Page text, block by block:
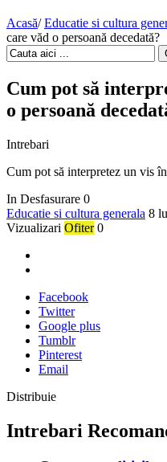
Acasă/ Educatie si cultura
care văd o persoană decedată?
Cum pot să
o persoană
Intrebari
Cum pot să interpretez un vis
In Desfasurare 0
Educatie si cultura generala 8
Vizualizari Ofiter 0
Facebook
Twitter
Google plus
Tumblr
Pinterest
Email
Distribuie
Intrebari